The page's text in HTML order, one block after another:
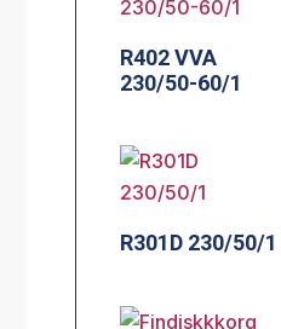
R402 VVA
230/50-60/1
R301D 230/50/1